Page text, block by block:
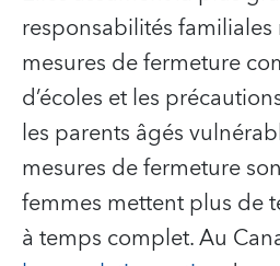
responsabilités
mesures de fermeture
d’écoles et les
les parents âgés
mesures de fermeture
femmes mettent plus de
à temps complet. Au